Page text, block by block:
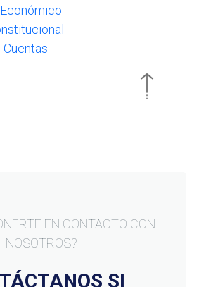
EN CONTACTO CON
NOSOTROS?
SI